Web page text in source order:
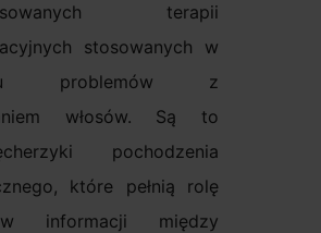
terapii
stosowanych w
problemów z
włosów. Są to
pochodzenia
które pełnią rolę
informacji między